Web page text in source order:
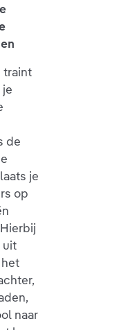
traint
de
je
op
uit
naar